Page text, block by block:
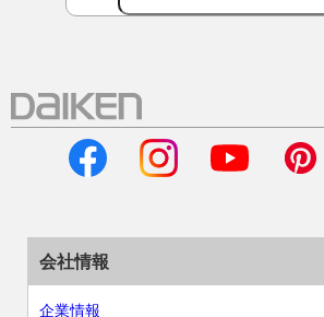
会社情報
企業情報